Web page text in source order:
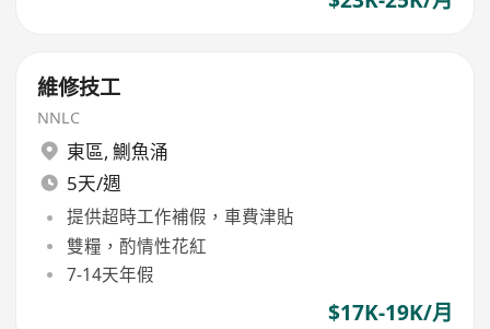
維修技工
NNLC
東區, 鰂魚涌
5天/週
提供超時工作補假，車費津貼
雙糧，酌情性花紅
7-14天年假
$17K-19K/月